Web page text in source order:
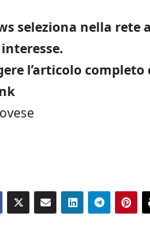
seleziona nella rete
l’articolo completo